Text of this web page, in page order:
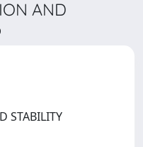
AND